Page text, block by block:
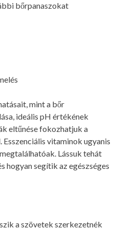
bőrpanaszokat
mint a bőr
ideális pH értékének
eltűnése fokozhatjuk a
vitaminok ugyanis
Lássuk tehát
hogyan segítik az egészséges
a szövetek szerkezetnék